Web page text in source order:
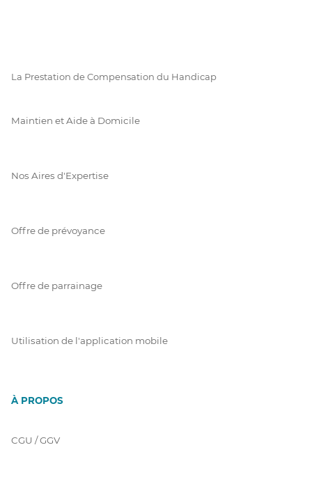
La Prestation de Compensation du Handicap
Maintien et Aide à Domicile
Nos Aires d'Expertise
Offre de prévoyance
Offre de parrainage
Utilisation de l'application mobile
À PROPOS
CGU / GGV